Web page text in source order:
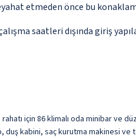
etmeden önce bu
saatleri dışında giriş
için 86 klimalı oda minibar ve
duş kabini, saç kurutma makinesi